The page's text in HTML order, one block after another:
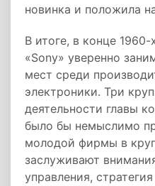
новинка и положила
В итоге, в конце
«Sony» уверенно
мест среди
электроники. Три
деятельности главы
было бы немыслимо
молодой фирмы в
заслуживают
управления,